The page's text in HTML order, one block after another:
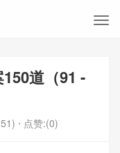
道（91 -
⋅ 点赞:(0)